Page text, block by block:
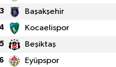
3 Başakşehir
Kocaelispor
5 Beşiktaş
Eyüpspor